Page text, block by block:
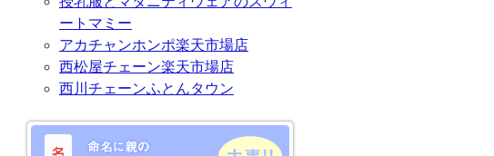
ートマミー
アカチャンホンポ楽天市場店
西松屋チェーン楽天市場店
西川チェーンふとんタウン